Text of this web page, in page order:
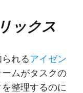
ックス
れるアイゼン
ムがタスクの
整理するのに